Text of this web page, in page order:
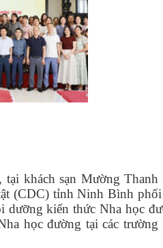
tại khách sạn Mường
(CDC) tỉnh Ninh Bình
kiến thức Nha học
học đường tại các